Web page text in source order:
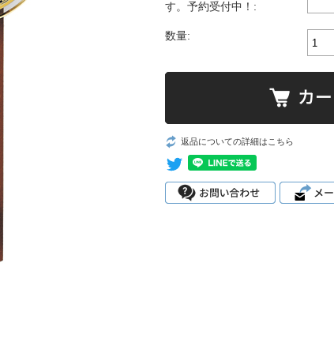
す。予約受付中！:
数量:
返品についての詳細はこちら